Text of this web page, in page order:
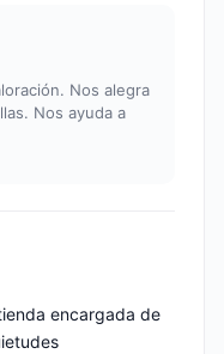
Nos alegra
Nos ayuda a
encargada de